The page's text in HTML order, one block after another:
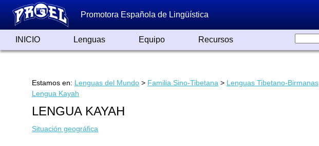
Promotora Española de Lingüística
INICIO Lenguas Equipo Recursos
Estamos en: Lenguas del Mundo > Familia Sino-Tibetana > Lenguas Tibetano-Birmanas
Lengua Kayah
LENGUA KAYAH
Situación geográfica